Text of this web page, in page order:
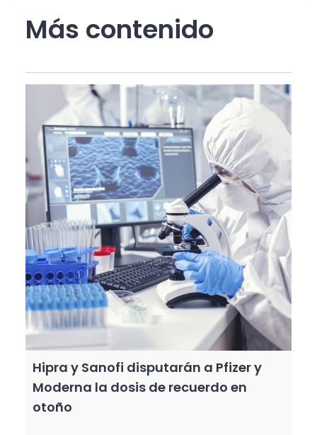
Más contenido
Hipra y Sanofi disputarán a Pfizer y
Moderna la dosis de recuerdo en
otoño